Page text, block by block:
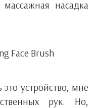
насадка
устройство, мне
рук. Но,